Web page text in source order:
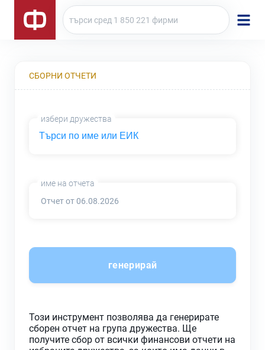
СБОРНИ ОТЧЕТИ
избери дружества
име на отчета
генерирай
Този инструмент позволява да генерирате
сборен отчет на група дружества. Ще
получите сбор от всички финансови отчети на